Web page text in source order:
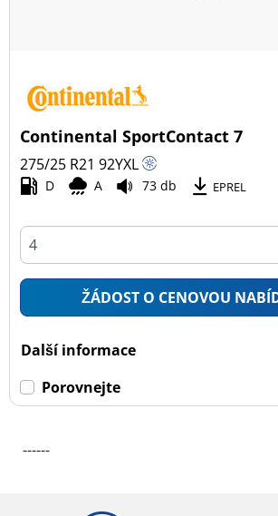
Continental SportContact 7
275/25 R2192YXL
D A 73 db EPREL
ŽÁDOST O CENOVOU
Další informace
Porovnejte
------